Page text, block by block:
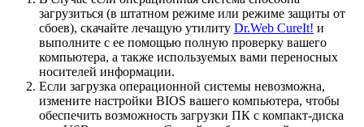
загрузиться (в штатном режиме или режиме защиты от
сбоев), скачайте лечащую утилиту Dr.Web CureIt! и
выполните с ее помощью полную проверку вашего
компьютера, а также используемых вами переносных
носителей информации.
Если загрузка операционной системы невозможна,
измените настройки BIOS вашего компьютера, чтобы
обеспечить возможность загрузки ПК с компакт-диска